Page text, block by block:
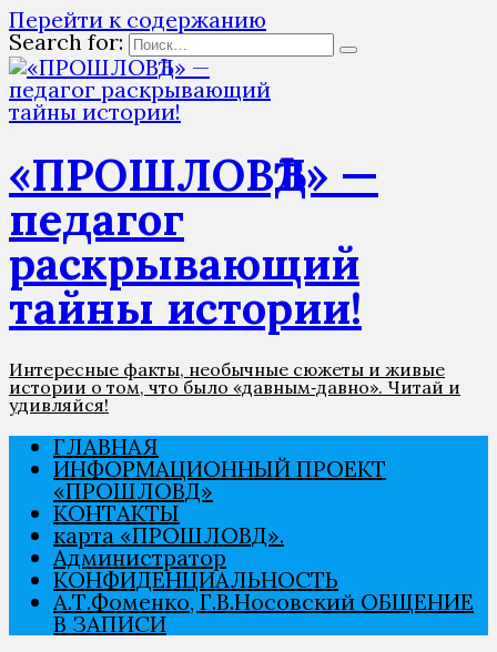
Перейти к содержанию
Search for:
«ПРОШЛОВѢД» —
педагог
раскрывающий
тайны истории!
Интересные факты, необычные сюжеты и живые
истории о том, что было «давным‑давно». Читай и
удивляйся!
ГЛАВНАЯ
ИНФОРМАЦИОННЫЙ ПРОЕКТ
«ПРОШЛОВѢД»
КОНТАКТЫ
карта «ПРОШЛОВѢД».
Администратор
КОНФИДЕНЦИАЛЬНОСТЬ
А.Т.Фоменко, Г.В.Носовский ОБЩЕНИЕ
В ЗАПИСИ